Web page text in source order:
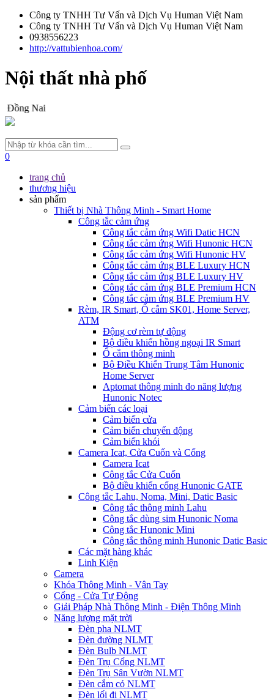
Công ty TNHH Tư Vấn và Dịch Vụ Human Việt Nam
Công ty TNHH Tư Vấn và Dịch Vụ Human Việt Nam
0938556223
http://vattubienhoa.com/
Nội thất nhà phố
Đồng Nai
0
trang chủ
thương hiệu
sản phẩm
Thiết bị Nhà Thông Minh - Smart Home
Công tắc cảm ứng
Công tắc cảm ứng Wifi Datic HCN
Công tắc cảm ứng Wifi Hunonic HCN
Công tắc cảm ứng Wifi Hunonic HV
Công tắc cảm ứng BLE Luxury HCN
Công tắc cảm ứng BLE Luxury HV
Công tắc cảm ứng BLE Premium HCN
Công tắc cảm ứng BLE Premium HV
Rèm, IR Smart, Ổ cắm SK01, Home Server,
ATM
Động cơ rèm tự động
Bộ điều khiển hồng ngoại IR Smart
Ổ cắm thông minh
Bộ Điều Khiển Trung Tâm Hunonic
Home Server
Aptomat thông minh đo năng lượng
Hunonic Notec
Cảm biến các loại
Cảm biến cửa
Cảm biến chuyển động
Cảm biến khói
Camera Icat, Cửa Cuốn và Cổng
Camera Icat
Công tắc Cửa Cuốn
Bộ điều khiển cổng Hunonic GATE
Công tắc Lahu, Noma, Mini, Datic Basic
Công tắc thông minh Lahu
Công tắc dùng sim Hunonic Noma
Công tắc Hunonic Mini
Công tắc thông minh Hunonic Datic Basic
Các mặt hàng khác
Linh Kiện
Camera
Khóa Thông Minh - Vân Tay
Cổng - Cửa Tự Động
Giải Pháp Nhà Thông Minh - Điện Thông Minh
Năng lượng mặt trời
Đèn pha NLMT
Đèn đường NLMT
Đèn Bulb NLMT
Đèn Trụ Cổng NLMT
Đèn Trụ Sân Vườn NLMT
Đèn cắm cỏ NLMT
Đèn lối đi NLMT